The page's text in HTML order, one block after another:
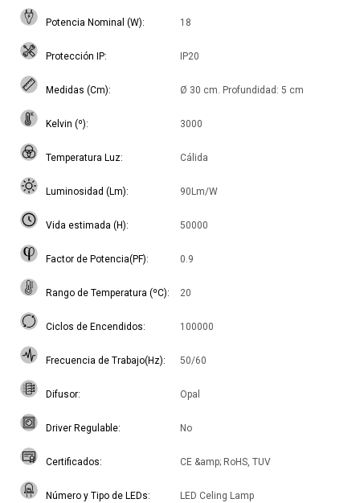
Potencia Nominal (W) 18
Protección IP IP20
Medidas (Cm) Ø 30 cm. Profundidad: 5 cm
Kelvin (º) 3000
Temperatura Luz Cálida
Luminosidad (Lm) 90Lm/W
Vida estimada (H) 50000
Factor de Potencia(PF) 0.9
Rango de Temperatura (ºC) 20
Ciclos de Encendidos 100000
Frecuencia de Trabajo(Hz) 50/60
Difusor Opal
Driver Regulable No
Certificados CE &amp; RoHS, TUV
Número y Tipo de LEDs LED Celing Lamp